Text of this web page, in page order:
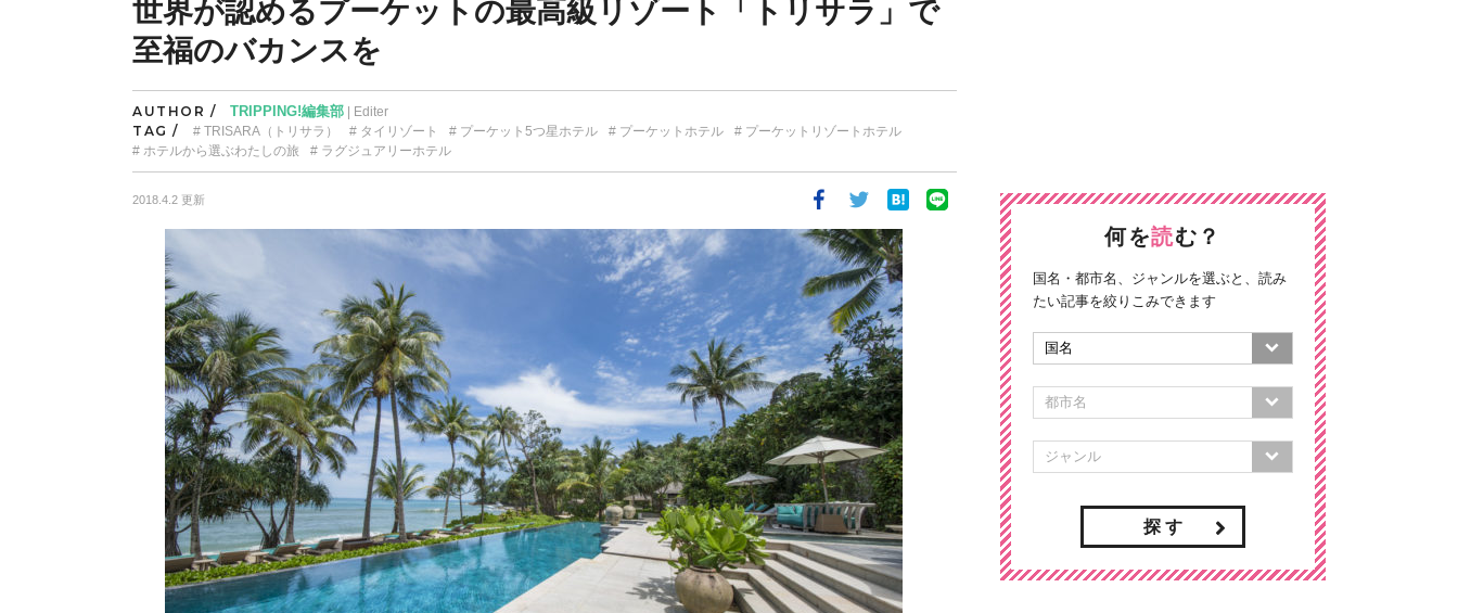
世界が認めるプーケットの最高級リゾート「トリサラ」で
至福のバカンスを
AUTHOR / TRIPPING!編集部 | Editer
TAG / TRISARA（トリサラ） タイリゾート プーケット5つ星ホテル プーケットホテル
プーケットリゾートホテル
ホテルから選ぶわたしの旅
ラグジュアリーホテル
2018.4.2 更新
何を読む？
国名・都市名、ジャンルを選ぶと、読み
たい記事を絞りこみできます
探 す